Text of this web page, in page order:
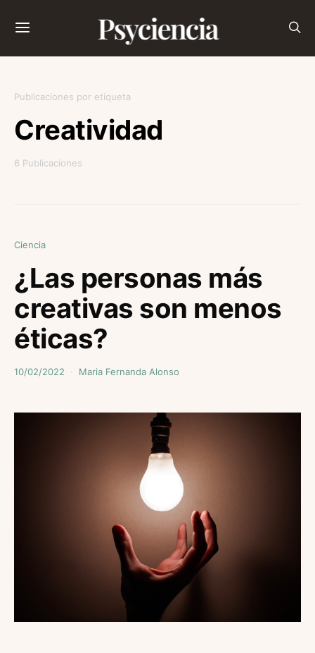
Psyciencia
Publicaciones por etiqueta
Creatividad
6 Publicaciones
Ciencia
¿Las personas más
creativas son menos
éticas?
10/02/2022 Maria Fernanda Alonso